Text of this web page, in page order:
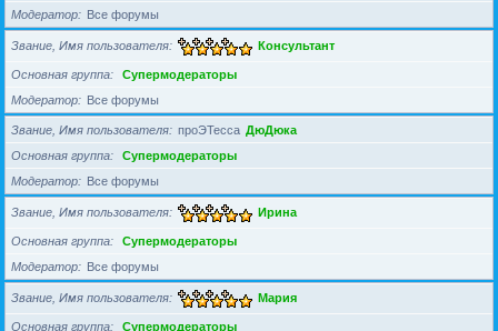
Модератор
Все форумы
Звание, Имя пользователя Консультант
Основная группа
Супермодераторы
Модератор
Все форумы
Звание, Имя пользователя проЭТесса ДюДюка
Основная группа
Супермодераторы
Модератор
Все форумы
Звание, Имя пользователя Ирина
Основная группа
Супермодераторы
Модератор
Все форумы
Звание, Имя пользователя Мария
Основная группа Супермодераторы